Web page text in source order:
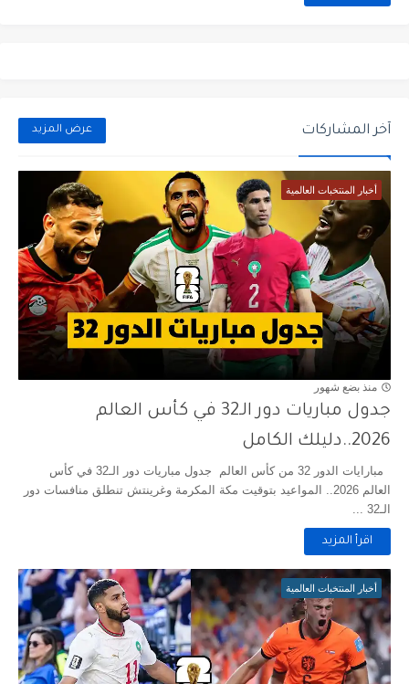
آخر المشاركات عرض المزيد
أخبار المنتخبات العالمية
منذ بضع شهور
جدول مباريات دور الـ32 في كأس العالم
2026..دليلك الكامل
مبارايات الدور 32 من كأس العالم جدول مباريات دور الـ32 في كأس
العالم 2026.. المواعيد بتوقيت مكة المكرمة وغرينتش تنطلق منافسات دور
الـ32 ...
اقرأ المزيد
أخبار المنتخبات العالمية